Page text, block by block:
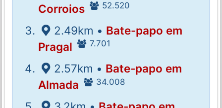
Corroios
52.520
2.49km • Bate-papo em
Pragal
7.701
2.57km • Bate-papo em
Almada
34.008